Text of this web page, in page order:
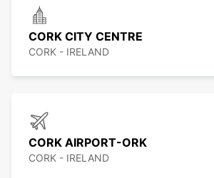
CORK CITY CENTRE
CORK - IRELAND
CORK AIRPORT-ORK
CORK - IRELAND